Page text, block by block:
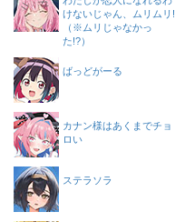
けないじゃん、ムリムリ!
（※ムリじゃなかっ
た!?）
ばっどがーる
カナン様はあくまでチョ
ロい
ステラソラ